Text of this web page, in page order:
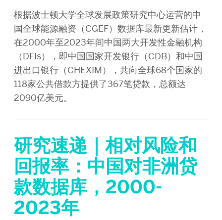
根据波士顿大学全球发展政策研究中心运营的中
国全球能源融资（CGEF）数据库最新更新估计，
在2000年至2023年间中国两大开发性金融机构
（DFIs），即中国国家开发银行（CDB）和中国
进出口银行（CHEXIM），共向全球68个国家的
118家公共借款方提供了367笔贷款，总额达
2090亿美元。
研究速递｜相对风险和
回报率：中国对非洲贷
款数据库，2000-
2023年